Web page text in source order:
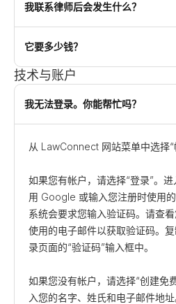
我联系律师后会发生什么？
它要多少钱？
技术与账户
我无法登录。你能帮忙吗？
从 LawConnect 网站菜单中选择“
如果您有帐户，请选择“登录”。
用 Google 或输入您注册时使用的
系统会要求您输入验证码。请查
使用的电子邮件以获取验证码。
录页面的“验证码”输入框中。
如果您没有帐户，请选择“创建免
入您的名字、姓氏和电子邮件地